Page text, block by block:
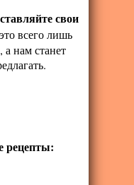
свои
всего лишь
нам станет
рецепты: